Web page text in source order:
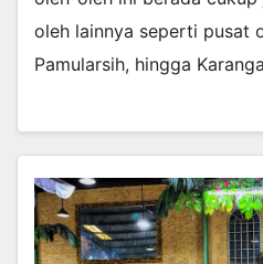
oleh lainnya seperti pusat
Pamularsih, hingga